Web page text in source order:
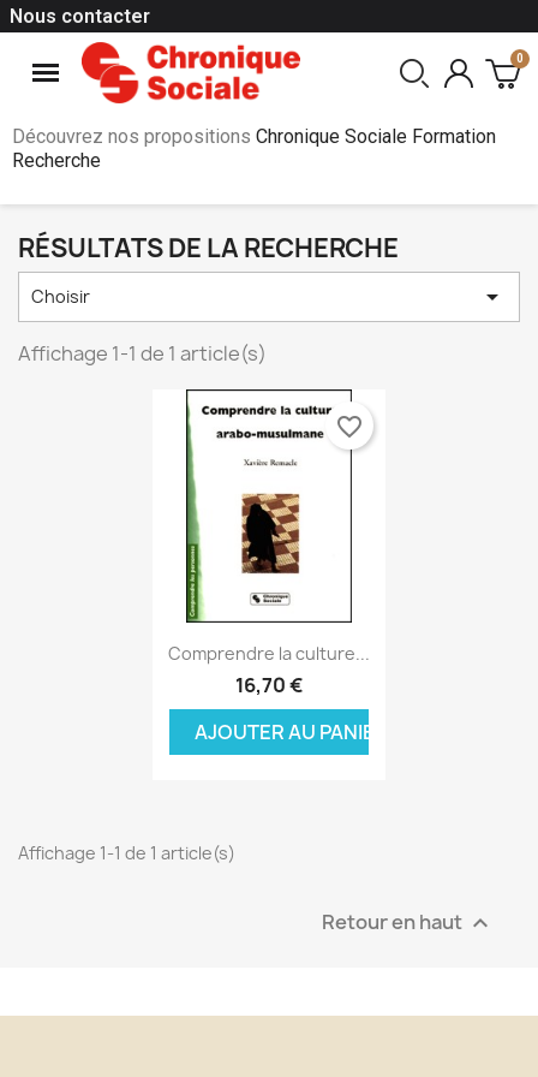
Nous contacter
Découvrez nos propositions Chronique Sociale Formation
Recherche
RÉSULTATS DE LA RECHERCHE
Choisir 
Affichage 1-1 de 1 article(s)
Aperçu rapide
Comprendre la culture...
16,70 €
AJOUTER AU PANIER
favorite_border
Affichage 1-1 de 1 article(s)
Retour en haut 